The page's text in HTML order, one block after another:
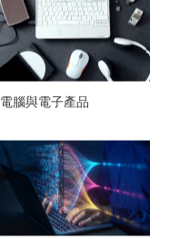
電腦與電子產品